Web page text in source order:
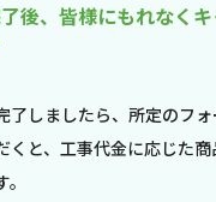
後、皆様にもれなく
了しましたら、所定のフ
くと、工事代金に応じた